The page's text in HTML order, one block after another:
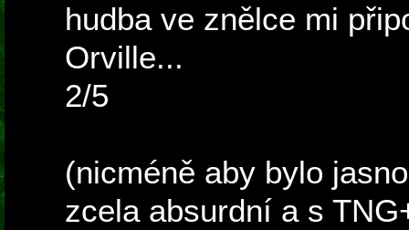
hudba ve znělce mi
Orville...
2/5
(nicméně aby bylo
zcela absurdní a s